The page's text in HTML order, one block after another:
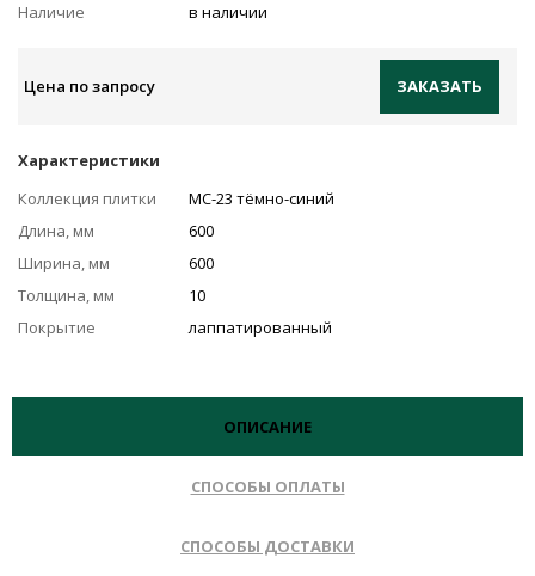
Наличие в наличии
Цена по запросу ЗАКАЗАТЬ
Характеристики
Коллекция плитки
MC-23 тёмно-синий
Длина, мм
600
Ширина, мм
600
Толщина, мм
10
Покрытие
лаппатированный
ОПИСАНИЕ
СПОСОБЫ ОПЛАТЫ
СПОСОБЫ ДОСТАВКИ